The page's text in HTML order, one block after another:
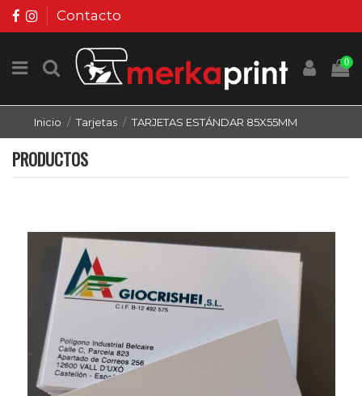
Contacto
0
Inicio Tarjetas TARJETAS ESTÁNDAR 85X55MM
PRODUCTOS